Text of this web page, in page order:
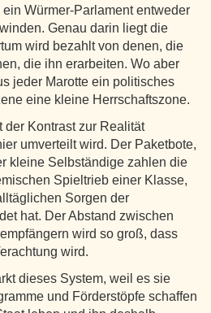
Würmer-Parlament entweder
Genau darin liegt die
wird bezahlt von denen, die
die ihn erarbeiten. Wo aber
jeder Marotte ein politisches
eine kleine Herrschaftszone.
der Kontrast zur Realität
umverteilt wird. Der Paketbote,
kleine Selbständige zahlen die
Spieltrieb einer Klasse,
Sorgen der
hat. Der Abstand zwischen
wird so groß, dass
wird.
dieses System, weil es sie
und Förderstöpfe schaffen